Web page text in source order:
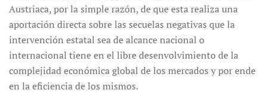
Austriaca, por la simple razón, de que esta realiza una
aportación directa sobre las secuelas negativas que la
intervención estatal sea de alcance nacional o
internacional tiene en el libre desenvolvimiento de la
complejidad económica global de los mercados y por ende
en la eficiencia de los mismos.